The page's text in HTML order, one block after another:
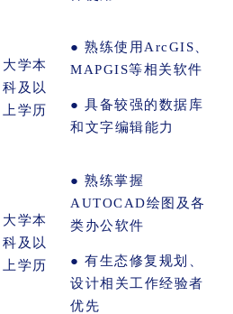
大学本
科及以
上学历
● 熟练使用ArcGIS、
MAPGIS等相关软件
● 具备较强的数据库
和文字编辑能力
大学本
科及以
上学历
● 熟练掌握
AUTOCAD绘图及各
类办公软件
● 有生态修复规划、
设计相关工作经验者
优先